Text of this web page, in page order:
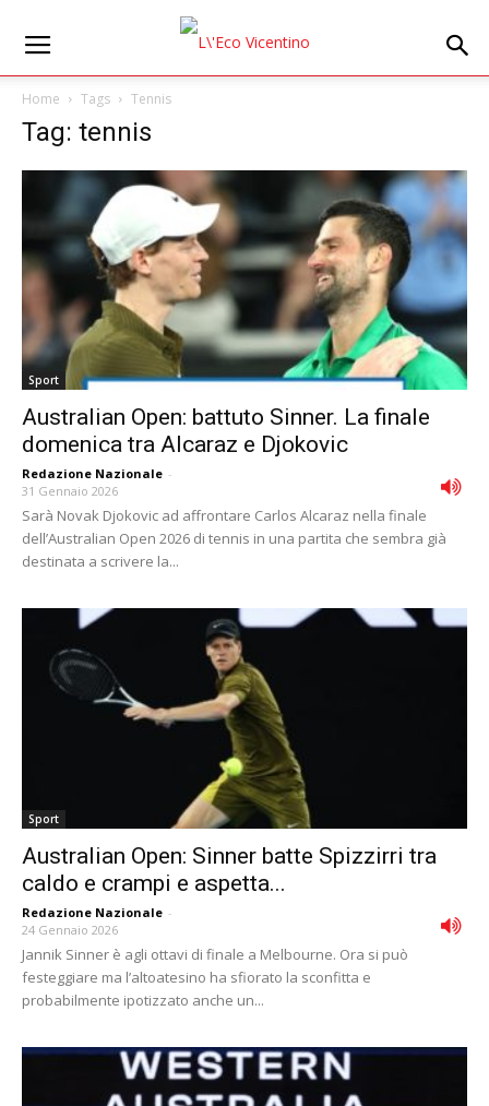
Home Tags Tennis
Tag: tennis
Sport
Australian Open: battuto Sinner. La finale
domenica tra Alcaraz e Djokovic
Redazione Nazionale -
31 Gennaio 2026
Sarà Novak Djokovic ad affrontare Carlos Alcaraz nella finale
dell’Australian Open 2026 di tennis in una partita che sembra già
destinata a scrivere la...
Sport
Australian Open: Sinner batte Spizzirri tra
caldo e crampi e aspetta...
Redazione Nazionale -
24 Gennaio 2026
Jannik Sinner è agli ottavi di finale a Melbourne. Ora si può
festeggiare ma l’altoatesino ha sfiorato la sconfitta e
probabilmente ipotizzato anche un...